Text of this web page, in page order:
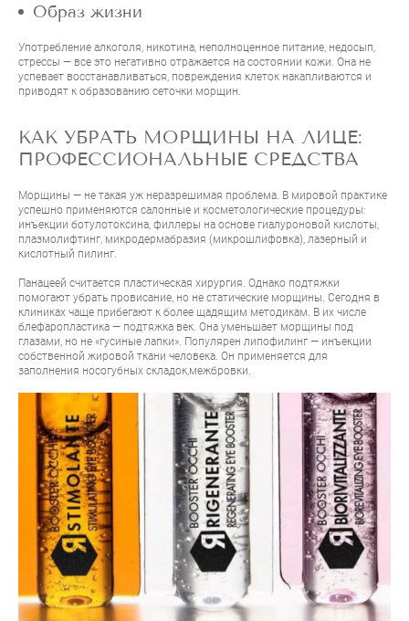
Образ жизни
Употребление алкоголя, никотина, неполноценное питание, недосып,
стрессы — все это негативно отражается на состоянии кожи. Она не
успевает восстанавливаться, повреждения клеток накапливаются и
приводят к образованию сеточки морщин.
КАК УБРАТЬ МОРЩИНЫ НА ЛИЦЕ:
ПРОФЕССИОНАЛЬНЫЕ СРЕДСТВА
Морщины — не такая уж неразрешимая проблема. В мировой практике
успешно применяются салонные и косметологические процедуры:
инъекции ботулотоксина, филлеры на основе гиалуроновой кислоты,
плазмолифтинг, микродермабразия (микрошлифовка), лазерный и
кислотный пилинг.
Панацеей считается пластическая хирургия. Однако подтяжки
помогают убрать провисание, но не статические морщины. Сегодня в
клиниках чаще прибегают к более щадящим методикам. В их числе
блефаропластика — подтяжка век. Она уменьшает морщины под
глазами, но не «гусиные лапки». Популярен липофилинг — инъекции
собственной жировой ткани человека. Он применяется для
заполнения носогубных складок,межбровки.